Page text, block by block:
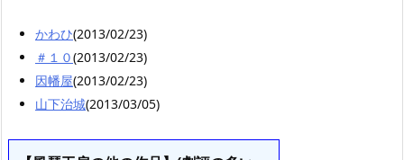
かわひ(2013/02/23)
＃１０(2013/02/23)
因幡屋(2013/02/23)
山下治城(2013/03/05)